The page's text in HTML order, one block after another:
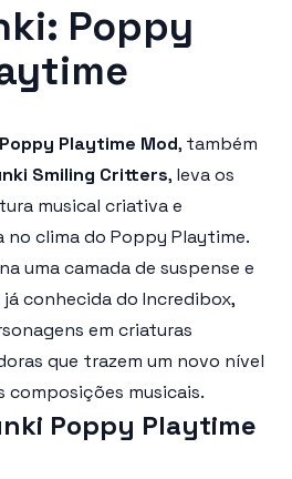
Poppy
Playtime Mod, também
Smiling Critters, leva os
musical criativa e
no clima do Poppy Playtime.
uma camada de suspense e
conhecida do Incredibox,
em criaturas
que trazem um novo nível
composições musicais.
Poppy Playtime